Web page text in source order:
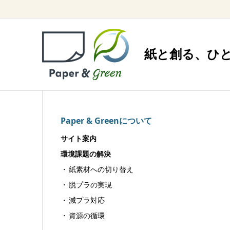
紙と創る、ひ
Paper & Greenについて
サイト案内
環境課題の解決
紙素材への切り替え
脱プラの実現
減プラ対応
資源の循環